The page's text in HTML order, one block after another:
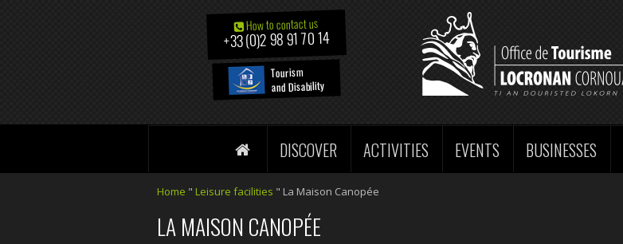
How to contact us
+33 (0)2 98 91 70 14
Tourism
and Disability
DISCOVER ACTIVITIES EVENTS BUSINESSES
Home " Leisure facilities " La Maison Canopée
LA MAISON CANOPÉE